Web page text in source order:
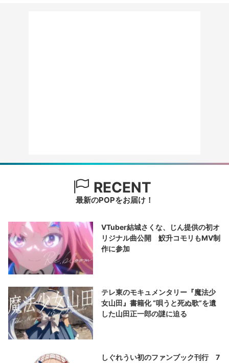
RECENT
最新のPOPをお届け！
VTuber結城さくな、じん提供の初オ
リジナル曲公開 鮫升コモリもMV制
作に参加
テレ東のモキュメンタリー『魔法少
女山田』書籍化 “唄うと死ぬ歌”を遺
した山田正一郎の謎に迫る
しぐれうい初のファンブック刊行 7